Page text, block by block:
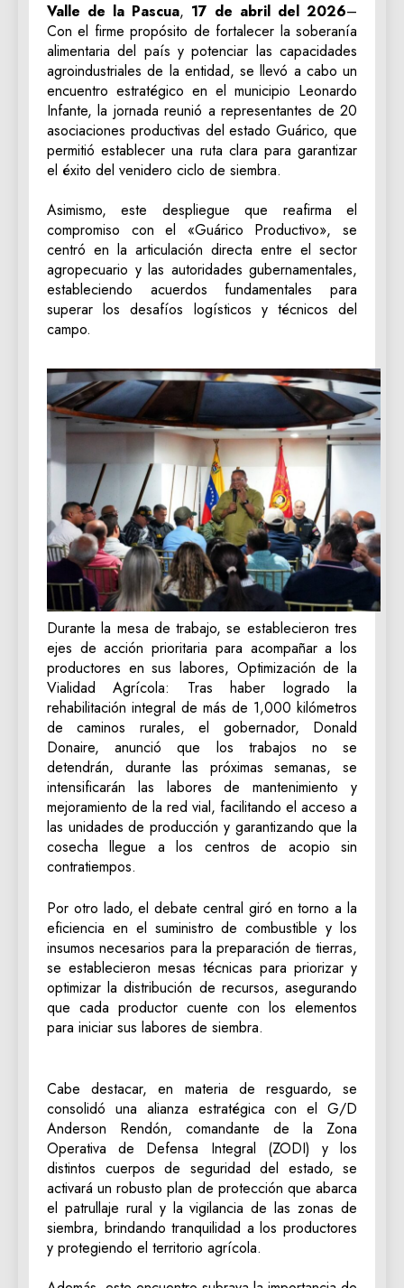
Valle de la Pascua, 17 de abril del 2026–
Con el firme propósito de fortalecer la soberanía
alimentaria del país y potenciar las capacidades
agroindustriales de la entidad, se llevó a cabo un
encuentro estratégico en el municipio Leonardo
Infante, la jornada reunió a representantes de 20
asociaciones productivas del estado Guárico, que
permitió establecer una ruta clara para garantizar
el éxito del venidero ciclo de siembra.
‎Asimismo, este despliegue que reafirma el
compromiso con el «Guárico Productivo», se
centró en la articulación directa entre el sector
agropecuario y las autoridades gubernamentales,
estableciendo acuerdos fundamentales para
superar los desafíos logísticos y técnicos del
campo.
‎Durante la mesa de trabajo, se establecieron tres
ejes de acción prioritaria para acompañar a los
productores en sus labores, Optimización de la
Vialidad Agrícola: Tras haber logrado la
rehabilitación integral de más de 1,000 kilómetros
de caminos rurales, el gobernador, Donald
Donaire, anunció que los trabajos no se
detendrán, durante las próximas semanas, se
intensificarán las labores de mantenimiento y
mejoramiento de la red vial, facilitando el acceso a
las unidades de producción y garantizando que la
cosecha llegue a los centros de acopio sin
contratiempos.
‎Por otro lado, el debate central giró en torno a la
eficiencia en el suministro de combustible y los
insumos necesarios para la preparación de tierras,
se establecieron mesas técnicas para priorizar y
optimizar la distribución de recursos, asegurando
que cada productor cuente con los elementos
para iniciar sus labores de siembra.
‎Cabe destacar, en materia de resguardo, se
consolidó una alianza estratégica con el G/D
Anderson Rendón, comandante de la Zona
Operativa de Defensa Integral (ZODI) y los
distintos cuerpos de seguridad del estado, se
activará un robusto plan de protección que abarca
el patrullaje rural y la vigilancia de las zonas de
siembra, brindando tranquilidad a los productores
y protegiendo el territorio agrícola.